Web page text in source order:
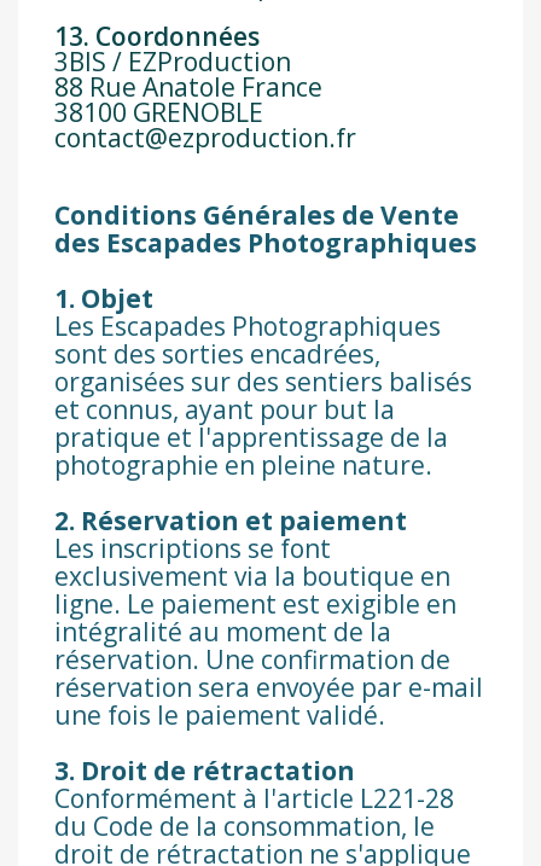
13. Coordonnées
3BIS / EZProduction
88 Rue Anatole France
38100 GRENOBLE
contact@ezproduction.fr
Conditions Générales de Vente
des Escapades Photographiques
1. Objet
Les Escapades Photographiques
sont des sorties encadrées,
organisées sur des sentiers balisés
et connus, ayant pour but la
pratique et l'apprentissage de la
photographie en pleine nature.
2. Réservation et paiement
Les inscriptions se font
exclusivement via la boutique en
ligne. Le paiement est exigible en
intégralité au moment de la
réservation. Une confirmation de
réservation sera envoyée par e-mail
une fois le paiement validé.
3. Droit de rétractation
Conformément à l'article L221-28
du Code de la consommation, le
droit de rétractation ne s'applique